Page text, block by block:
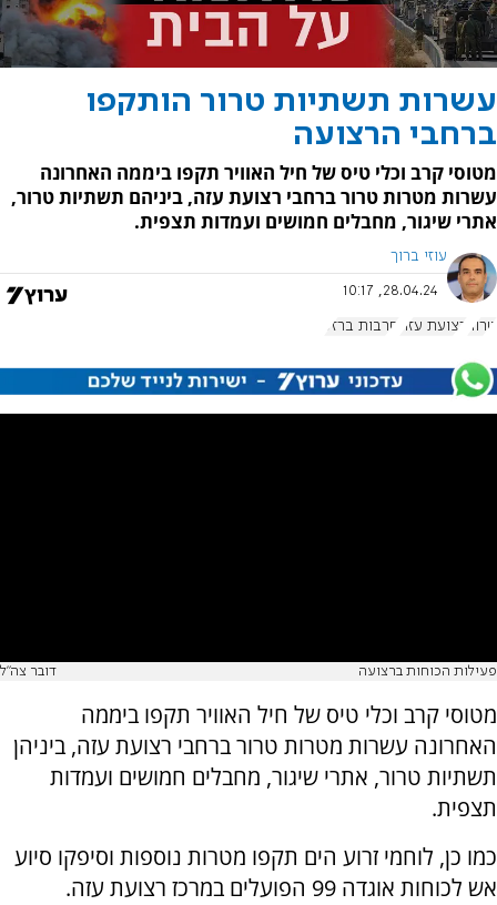
עשרות תשתיות טרור הותקפו
ברחבי הרצועה
מטוסי קרב וכלי טיס של חיל האוויר תקפו ביממה האחרונה
עשרות מטרות טרור ברחבי רצועת עזה, ביניהם תשתיות טרור,
אתרי שיגור, מחבלים חמושים ועמדות תצפית.
עוזי ברוך
28.04.24, 10:17
טרור רצועת עזה חרבות ברזל
פעילות הכוחות ברצועה דובר צה"ל
מטוסי קרב וכלי טיס של חיל האוויר תקפו ביממה
האחרונה עשרות מטרות טרור ברחבי רצועת עזה, ביניהן
תשתיות טרור, אתרי שיגור, מחבלים חמושים ועמדות
תצפית.
כמו כן, לוחמי זרוע הים תקפו מטרות נוספות וסיפקו סיוע
אש לכוחות אוגדה 99 הפועלים במרכז רצועת עזה.